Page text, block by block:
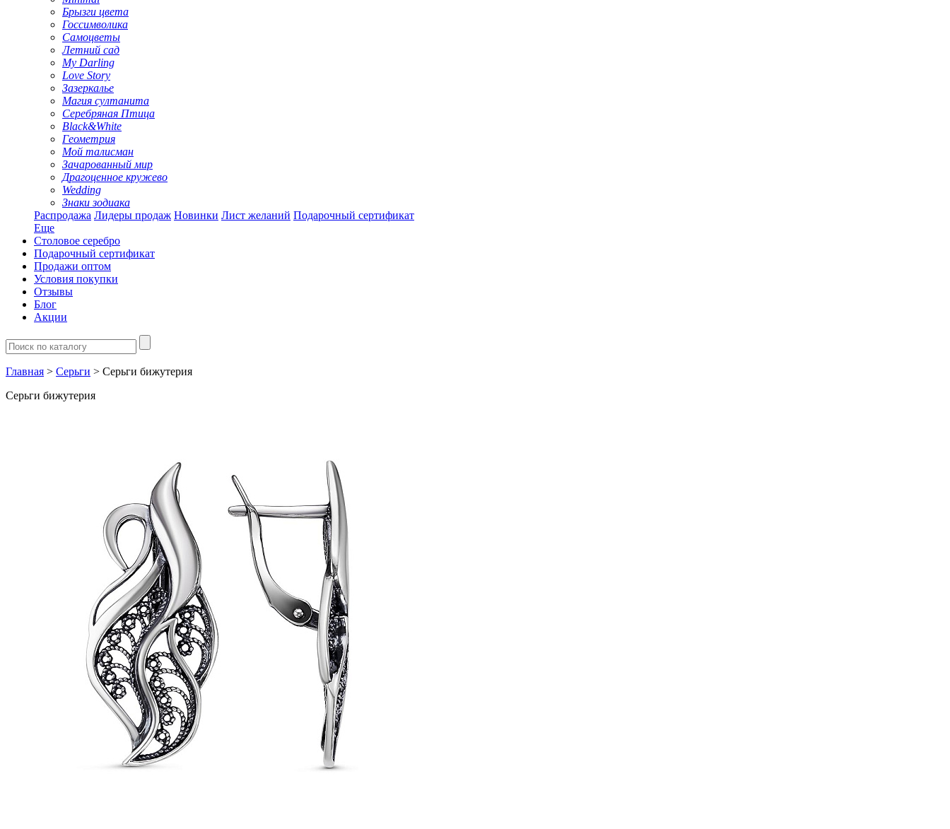
Брызги цвета
Госсимволика
Самоцветы
Летний сад
My Darling
Love Story
Зазеркалье
Магия султанита
Серебряная Птица
Black&White
Геометрия
Мой талисман
Зачарованный мир
Драгоценное кружево
Wedding
Знаки зодиака
Распродажа Лидеры продаж Новинки Лист желаний Подарочный сертификат
Еще
Столовое серебро
Подарочный сертификат
Продажи оптом
Условия покупки
Отзывы
Блог
Акции
Главная > Серьги > Серьги бижутерия
Серьги бижутерия